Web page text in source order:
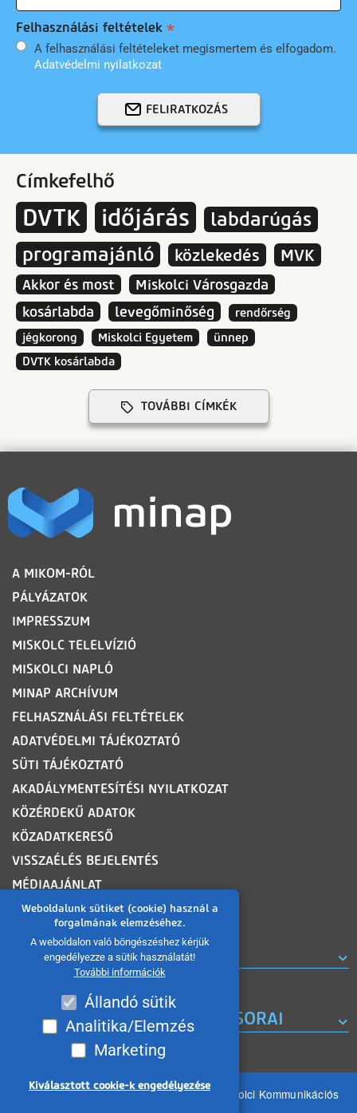
Weboldalunk sütiket (cookie) használ a
forgalmának elemzéséhez.
A weboldalon való böngészéshez kérjük
engedélyezze a sütik használatát!
További információk
Állandó sütik
Analitika/Elemzés
Marketing
Kiválasztott cookie-k engedélyezése
Felhasználási feltételek
A felhasználási feltételeket megismertem és elfogadom.
Adatvédelmi nyilatkozat
FELIRATKOZÁS
Címkefelhő
DVTK időjárás
labdarúgás
programajánló
közlekedés MVK
Akkor és most
Miskolci Városgazda
kosárlabda
levegőminőség
rendőrség
jégkorong
Miskolci Egyetem
ünnep
DVTK kosárlabda
TOVÁBBI CÍMKÉK
LÁBLÉC
A MIKOM-RÓL
PÁLYÁZATOK
IMPRESSZUM
MISKOLC TELELVÍZIÓ
MISKOLCI NAPLÓ
MINAP ARCHÍVUM
FELHASZNÁLÁSI FELTÉTELEK
ADATVÉDELMI TÁJÉKOZTATÓ
SÜTI TÁJÉKOZTATÓ
AKADÁLYMENTESÍTÉSI NYILATKOZAT
KÖZÉRDEKŰ ADATOK
KÖZADATKERESŐ
VISSZAÉLÉS BEJELENTÉS
MÉDIAAJÁNLAT
OLDALTÉRKÉP
ROVATOK
A MISKOLC TV KORÁBBI MŰSORAI
Minden jog fenntartva 2026 © MIKOM Miskolci Kommunikációs